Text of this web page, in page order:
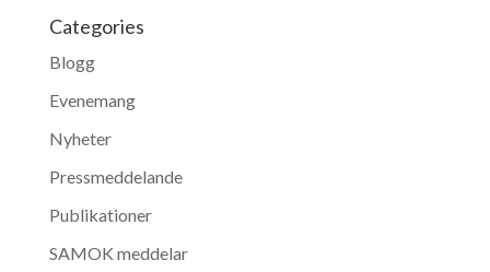
Categories
Blogg
Evenemang
Nyheter
Pressmeddelande
Publikationer
SAMOK meddelar